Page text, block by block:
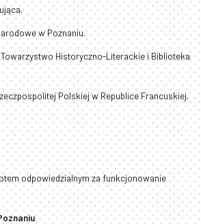
w Poznaniu.
Historyczno-Literackie i Biblioteka
Polskiej w Republice Francuskiej.
odpowiedzialnym za funkcjonowanie